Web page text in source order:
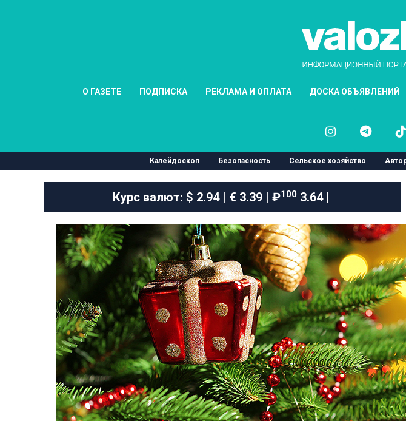
О ГАЗЕТЕ ПОДПИСКА РЕКЛАМА И ОПЛАТА ДОСКА ОБЪЯВЛЕНИЙ
Калейдоскоп Безопасность Сельское хозяйство
Курс валют: $ 2.94 | € 3.39 | ₽1003.64 |